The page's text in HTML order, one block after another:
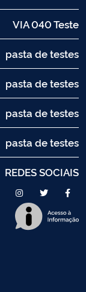
VIA 040 Teste
pasta de testes
pasta de testes
pasta de testes
pasta de testes
REDES SOCIAIS